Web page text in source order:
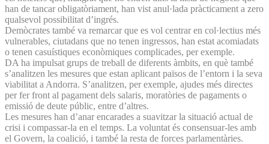
han de tancar obligatòriament, han vist anul·lada pràcticament a zero
qualsevol possibilitat d’ingrés.
Demòcrates també va remarcar que es vol centrar en col·lectius més
vulnerables, ciutadans que no tenen ingressos, han estat acomiadats
o tenen casuístiques econòmiques complicades, per exemple.
DA ha impulsat grups de treball de diferents àmbits, en què també
s’analitzen les mesures que estan aplicant països de l’entorn i la seva
viabilitat a Andorra. S’analitzen, per exemple, ajudes més directes
per fer front al pagament dels salaris, moratòries de pagaments o
emissió de deute públic, entre d’altres.
Les mesures han d’anar encarades a suavitzar la situació actual de
crisi i compassar-la en el temps. La voluntat és consensuar-les amb
el Govern, la coalició, i també la resta de forces parlamentàries.